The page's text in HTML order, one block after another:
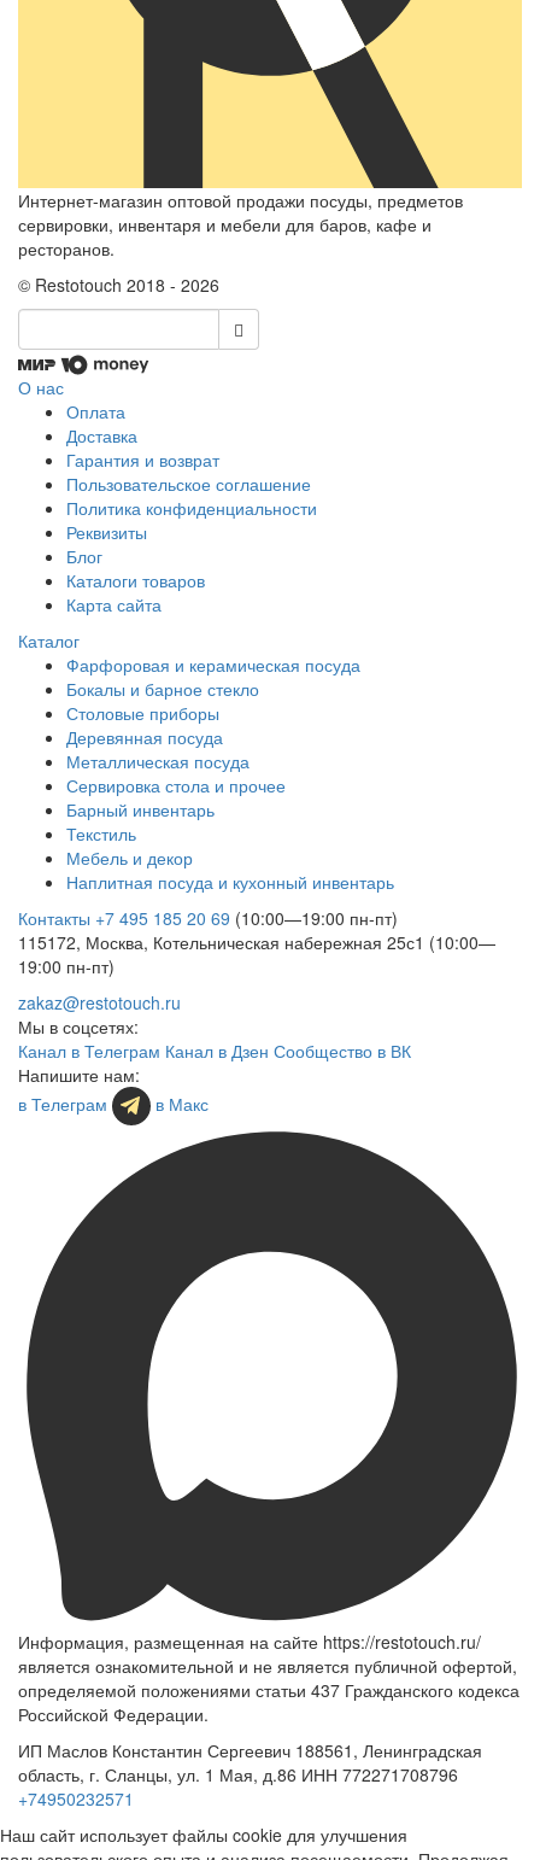
Интернет-магазин оптовой продажи посуды, предметов
сервировки, инвентаря и мебели для баров, кафе и
ресторанов.
© Restotouch 2018 - 2026
О нас
Оплата
Доставка
Гарантия и возврат
Пользовательское соглашение
Политика конфиденциальности
Реквизиты
Блог
Каталоги товаров
Карта сайта
Каталог
Фарфоровая и керамическая посуда
Бокалы и барное стекло
Столовые приборы
Деревянная посуда
Металлическая посуда
Сервировка стола и прочее
Барный инвентарь
Текстиль
Мебель и декор
Наплитная посуда и кухонный инвентарь
Контакты +7 495 185 20 69 (10:00—19:00 пн-пт)
115172, Москва, Котельническая набережная 25с1 (10:00—
19:00 пн-пт)
zakaz@restotouch.ru
Мы в соцсетях:
Канал в Телеграм Канал в Дзен Сообщество в ВК
Напишите нам:
в Телеграм
в Макс
Информация, размещенная на сайте https://restotouch.ru/
является ознакомительной и не является публичной офертой,
определяемой положениями статьи 437 Гражданского кодекса
Российской Федерации.
ИП Маслов Константин Сергеевич 188561, Ленинградская
область, г. Сланцы, ул. 1 Мая, д.86 ИНН 772271708796
+74950232571
Наш сайт использует файлы cookie для улучшения